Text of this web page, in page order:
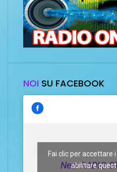
NOI SU FACEBOOK
New RADIO
Fai clic per accettare
abilitare